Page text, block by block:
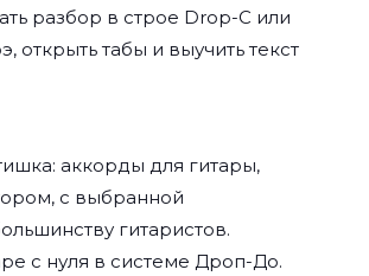
разбор в строе Drop-C или
открыть табы и выучить текст
аккорды для гитары,
с выбранной
гитаристов.
с нуля в системе Дроп-До.